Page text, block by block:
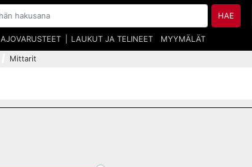
HAE
AJOVARUSTEET LAUKUT JA TELINEET MYYMÄLÄT
Mittarit